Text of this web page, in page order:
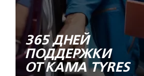
365 ДНЕЙ
ПОДДЕРЖКИ
ОТ KAMA TYRES